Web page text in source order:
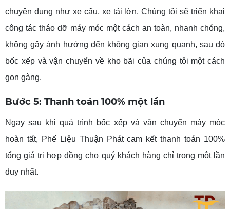
chuyên dụng như xe cẩu, xe tải lớn. Chúng tôi sẽ triển khai
công tác tháo dỡ máy móc một cách an toàn, nhanh chóng,
không gây ảnh hưởng đến không gian xung quanh, sau đó
bốc xếp và vận chuyển về kho bãi của chúng tôi một cách
gọn gàng.
Bước 5: Thanh toán 100% một lần
Ngay sau khi quá trình bốc xếp và vận chuyển máy móc
hoàn tất, Phế Liệu Thuận Phát cam kết thanh toán 100%
tổng giá trị hợp đồng cho quý khách hàng chỉ trong một lần
duy nhất.